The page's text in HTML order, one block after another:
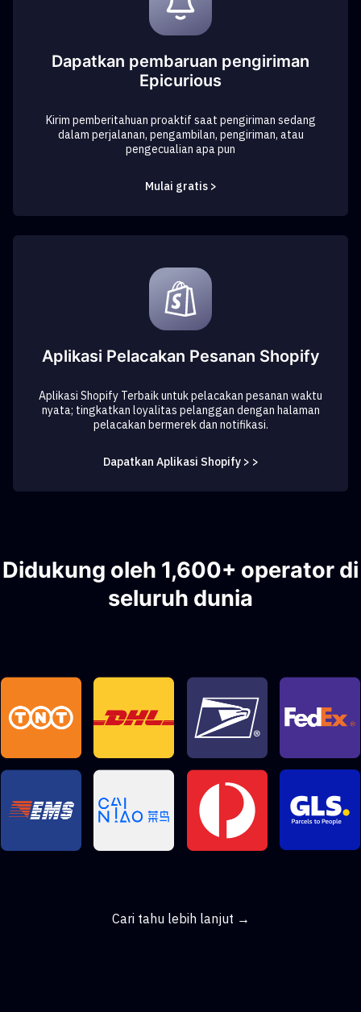
Dapatkan pembaruan pengiriman
Epicurious
Kirim pemberitahuan proaktif saat pengiriman sedang
dalam perjalanan, pengambilan, pengiriman, atau
pengecualian apa pun
Mulai gratis >
Aplikasi Pelacakan Pesanan Shopify
Aplikasi Shopify Terbaik untuk pelacakan pesanan waktu
nyata; tingkatkan loyalitas pelanggan dengan halaman
pelacakan bermerek dan notifikasi.
Dapatkan Aplikasi Shopify > >
Didukung oleh 1,600+ operator di
seluruh dunia
Cari tahu lebih lanjut →